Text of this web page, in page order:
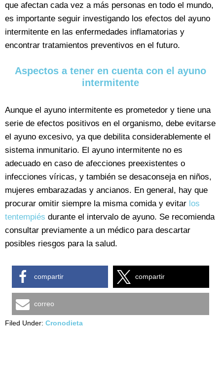
que afectan cada vez a más personas en todo el mundo,
es importante seguir investigando los efectos del ayuno
intermitente en las enfermedades inflamatorias y
encontrar tratamientos preventivos en el futuro.
Aspectos a tener en cuenta con el ayuno
intermitente
Aunque el ayuno intermitente es prometedor y tiene una
serie de efectos positivos en el organismo, debe evitarse
el ayuno excesivo, ya que debilita considerablemente el
sistema inmunitario. El ayuno intermitente no es
adecuado en caso de afecciones preexistentes o
infecciones víricas, y también se desaconseja en niños,
mujeres embarazadas y ancianos. En general, hay que
procurar omitir siempre la misma comida y evitar los
tentempiés durante el intervalo de ayuno. Se recomienda
consultar previamente a un médico para descartar
posibles riesgos para la salud.
compartir compartir
correo
Filed Under: Cronodieta